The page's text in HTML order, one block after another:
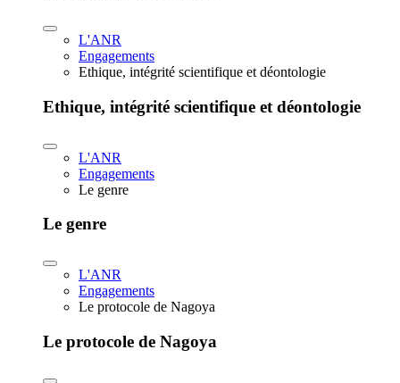
L'ANR
Engagements
Ethique, intégrité scientifique et déontologie
Ethique, intégrité scientifique et déontologie
L'ANR
Engagements
Le genre
Le genre
L'ANR
Engagements
Le protocole de Nagoya
Le protocole de Nagoya